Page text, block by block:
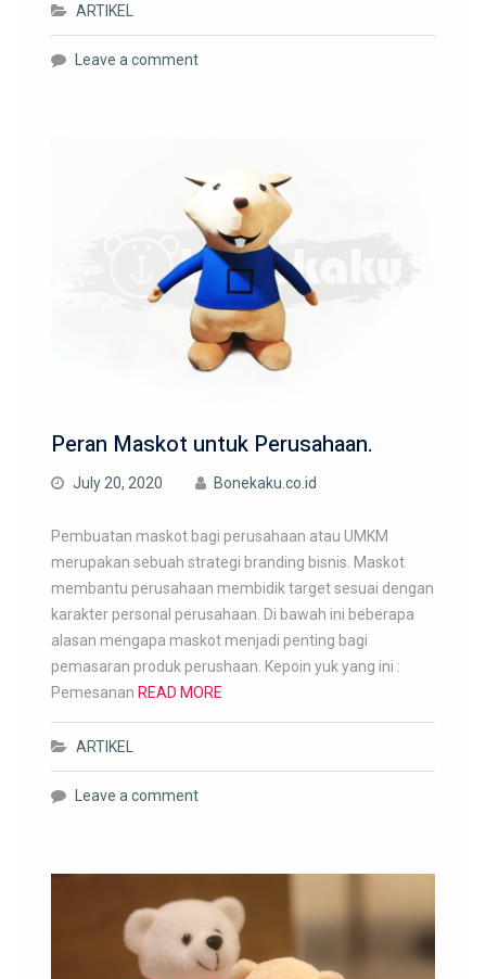
ARTIKEL
Leave a comment
Peran Maskot untuk Perusahaan.
July 20, 2020 Bonekaku.co.id
Pembuatan maskot bagi perusahaan atau UMKM
merupakan sebuah strategi branding bisnis. Maskot
membantu perusahaan membidik target sesuai dengan
karakter personal perusahaan. Di bawah ini beberapa
alasan mengapa maskot menjadi penting bagi
pemasaran produk perushaan. Kepoin yuk yang ini :
Pemesanan READ MORE
ARTIKEL
Leave a comment